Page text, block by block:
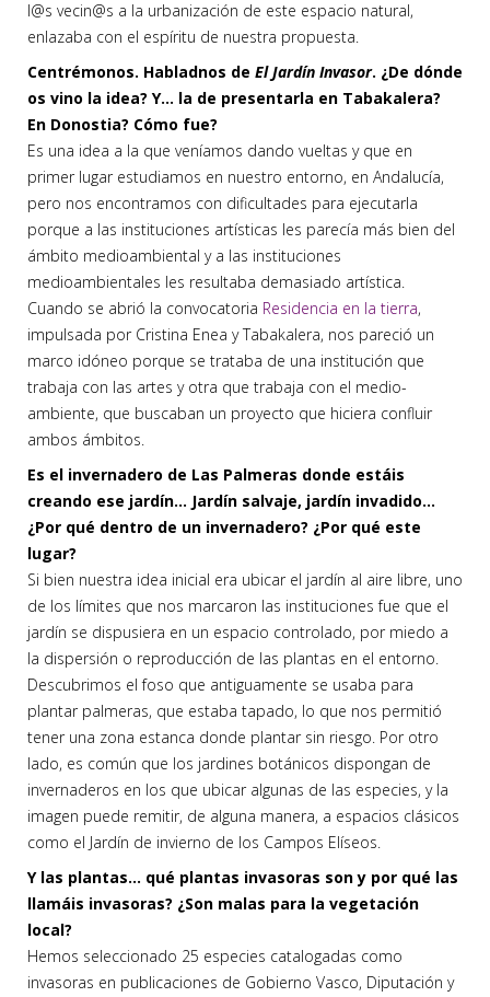
l@s vecin@s a la urbanización de este espacio natural,
enlazaba con el espíritu de nuestra propuesta.
Centrémonos. Habladnos de El Jardín Invasor. ¿De dónde
os vino la idea? Y… la de presentarla en Tabakalera?
En Donostia? Cómo fue?
Es una idea a la que veníamos dando vueltas y que en
primer lugar estudiamos en nuestro entorno, en Andalucía,
pero nos encontramos con dificultades para ejecutarla
porque a las instituciones artísticas les parecía más bien del
ámbito medioambiental y a las instituciones
medioambientales les resultaba demasiado artística.
Cuando se abrió la convocatoria Residencia en la tierra,
impulsada por Cristina Enea y Tabakalera, nos pareció un
marco idóneo porque se trataba de una institución que
trabaja con las artes y otra que trabaja con el medio-
ambiente, que buscaban un proyecto que hiciera confluir
ambos ámbitos.
Es el invernadero de Las Palmeras donde estáis
creando ese jardín… Jardín salvaje, jardín invadido…
¿Por qué dentro de un invernadero? ¿Por qué este
lugar?
Si bien nuestra idea inicial era ubicar el jardín al aire libre, uno
de los límites que nos marcaron las instituciones fue que el
jardín se dispusiera en un espacio controlado, por miedo a
la dispersión o reproducción de las plantas en el entorno.
Descubrimos el foso que antiguamente se usaba para
plantar palmeras, que estaba tapado, lo que nos permitió
tener una zona estanca donde plantar sin riesgo. Por otro
lado, es común que los jardines botánicos dispongan de
invernaderos en los que ubicar algunas de las especies, y la
imagen puede remitir, de alguna manera, a espacios clásicos
como el Jardín de invierno de los Campos Elíseos.
Y las plantas… qué plantas invasoras son y por qué las
llamáis invasoras? ¿Son malas para la vegetación
local?
Hemos seleccionado 25 especies catalogadas como
invasoras en publicaciones de Gobierno Vasco, Diputación y